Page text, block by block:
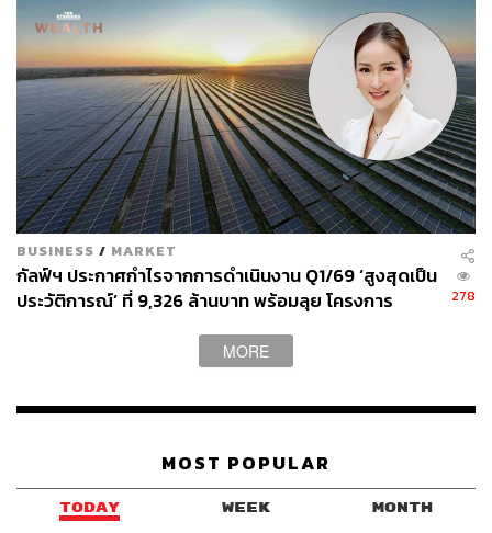
BUSINESS / MARKET
กัลฟ์ฯ ประกาศกำไรจากการดำเนินงาน Q1/69 ‘สูงสุดเป็น
ประวัติการณ์’ ที่ 9,326 ล้านบาท พร้อมลุย โครงการ
278
MORE
MOST POPULAR
TODAY WEEK MONTH